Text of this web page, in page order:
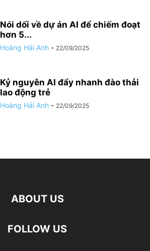
Nói dối về dự án AI để chiếm đoạt
hơn 5...
Hoàng Hải Anh - 22/09/2025
Kỷ nguyên AI đẩy nhanh đào thải
lao động trẻ
Hoàng Hải Anh - 22/09/2025
ABOUT US
FOLLOW US